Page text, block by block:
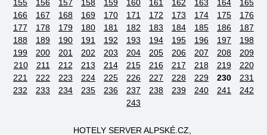
155
156 157 158 159 160 161 162 163 164
165
166
167 168 169 170 171 172 173 174 175
176
177
178 179 180 181 182 183 184 185 186
187
188
189 190 191 192 193 194 195 196 197
198
199
200 201 202 203 204 205 206 207 208
209
210
211 212 213 214 215 216 217 218 219
220
221
222 223 224 225 226 227 228 229 230
231
232
233 234 235 236 237 238 239 240 241
242
243
HOTELY SERVER ALPSKÉ.CZ